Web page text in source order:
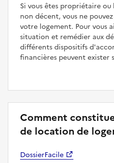
Si vous êtes propriétaire
non décent, vous ne
votre logement. Pour vous
situation et remédier aux
différents dispositifs
financières peuvent exister
Comment
de location de
DossierFacile